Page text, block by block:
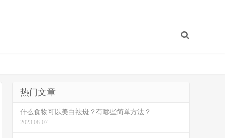
热门文章
什么食物可以美白祛斑？有哪些简单方法？
2023-08-07